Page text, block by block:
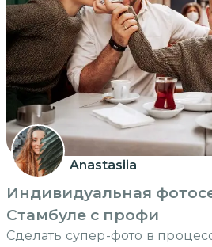
Anastasiia
Индивидуальная
Стамбуле с профи
Сделать супер-фото в